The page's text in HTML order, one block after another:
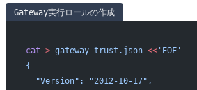
Gateway実行ロールの作成
cat > gateway-trust.json <<'EOF'
{
  "Version": "2012-10-17",